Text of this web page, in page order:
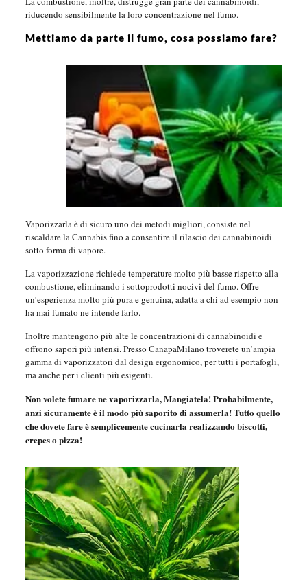
riducendo sensibilmente la loro concentrazione nel fumo.
Mettiamo da parte il fumo, cosa possiamo fare?
Vaporizzarla è di sicuro uno dei metodi migliori, consiste nel
riscaldare la Cannabis fino a consentire il rilascio dei cannabinoidi
sotto forma di vapore.
La vaporizzazione richiede temperature molto più basse rispetto alla
combustione, eliminando i sottoprodotti nocivi del fumo. Offre
un’esperienza molto più pura e genuina, adatta a chi ad esempio non
ha mai fumato ne intende farlo.
Inoltre mantengono più alte le concentrazioni di cannabinoidi e
offrono sapori più intensi. Presso CanapaMilano troverete un’ampia
gamma di vaporizzatori dal design ergonomico, per tutti i portafogli,
ma anche per i clienti più esigenti.
Non volete fumare ne vaporizzarla, Mangiatela! Probabilmente,
anzi sicuramente è il modo più saporito di assumerla! Tutto quello
che dovete fare è semplicemente cucinarla realizzando biscotti,
crepes o pizza!